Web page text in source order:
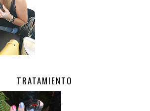
TRATAMIENTO
.